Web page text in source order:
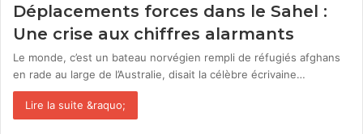
Déplacements forces dans le Sahel :
Une crise aux chiffres alarmants
Le monde, c’est un bateau norvégien rempli de réfugiés afghans
en rade au large de l’Australie, disait la célèbre écrivaine…
Lire la suite &raquo;